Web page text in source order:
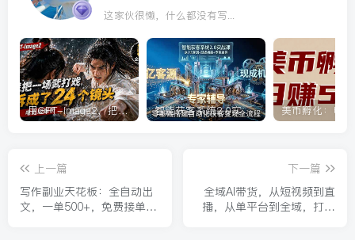
这家伙很懒，什么都没有写...
用GPT-Image2，把一段武打对决拆成24个连续镜头，从人物建立、动作衔接、运镜节奏，到情绪爆发 智能获客系统2.0实战课：送7亿客源+现成机器+专家辅导，零基础搭建自动化获客变现全流程
上一篇
写作副业天花板：全自动出
文，一单500+，免费接单
下一篇
全域AI带货，从短视频到直
播，从单平台到全域，打造